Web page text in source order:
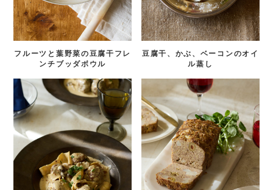
フルーツと葉野菜の豆腐干フレ
ンチブッダボウル
豆腐干、かぶ、ベーコンのオイ
ル蒸し